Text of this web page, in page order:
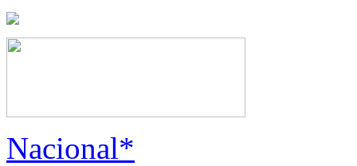
Nacional*